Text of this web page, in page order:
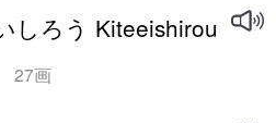
しろう Kiteeishirou
27画